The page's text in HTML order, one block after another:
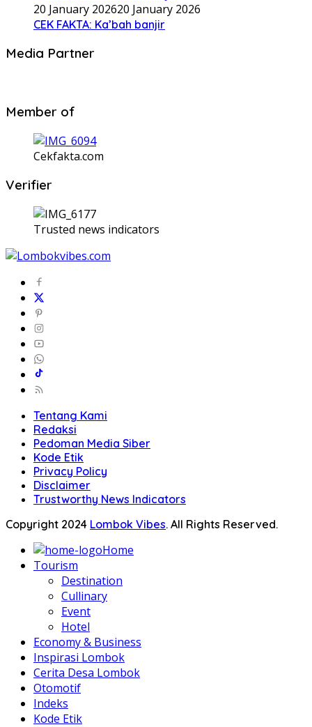
20 January 202620 January 2026
CEK FAKTA: Ka’bah banjir
Media Partner
Member of
Cekfakta.com
Verifier
Trusted news indicators
Tentang Kami
Redaksi
Pedoman Media Siber
Kode Etik
Privacy Policy
Disclaimer
Trustworthy News Indicators
Copyright 2024 Lombok Vibes. All Rights Reserved.
Home
Tourism
Destination
Cullinary
Event
Hotel
Economy & Business
Inspirasi Lombok
Cerita Desa Lombok
Otomotif
Indeks
Kode Etik